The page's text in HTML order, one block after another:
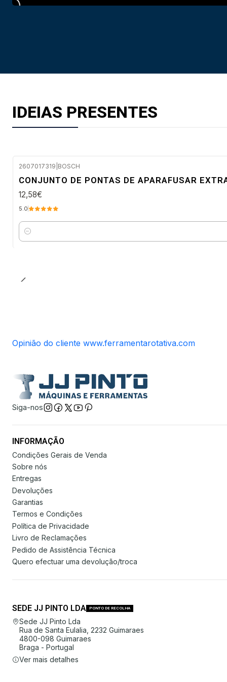
IDEIAS PRESENTES
2607017319 BOSCH
CONJUNTO DE PONTAS DE APARAFUSAR
12,58€
5.0
Quantidade
Opinião do cliente www.ferramentarotativa.com
Siga-nos
INFORMAÇÃO
Condições Gerais de Venda
Sobre nós
Entregas
Devoluções
Garantias
Termos e Condições
Política de Privacidade
Livro de Reclamações
Pedido de Assistência Técnica
Quero efectuar uma devolução/troca
SEDE JJ PINTO LDA PONTO DE RECOLHA
Sede JJ Pinto Lda
Rua de Santa Eulalia, 2232 Guimaraes
4800-098 Guimaraes
Braga - Portugal
Ver mais detalhes